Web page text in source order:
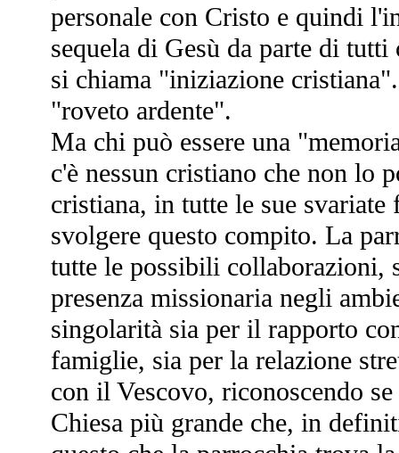
personale con Cristo e quindi
sequela di Gesù da parte di
si chiama "iniziazione
"roveto ardente".
Ma chi può essere una
c'è nessun cristiano che non lo
cristiana, in tutte le sue
svolgere questo compito. La
tutte le possibili collaborazioni,
presenza missionaria negli
singolarità sia per il rapporto
famiglie, sia per la relazione
con il Vescovo, riconoscendo
Chiesa più grande che, in